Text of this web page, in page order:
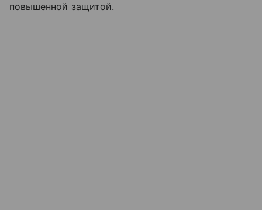
повышенной защитой.